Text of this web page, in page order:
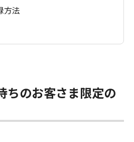
方法
ちのお客さま限定の